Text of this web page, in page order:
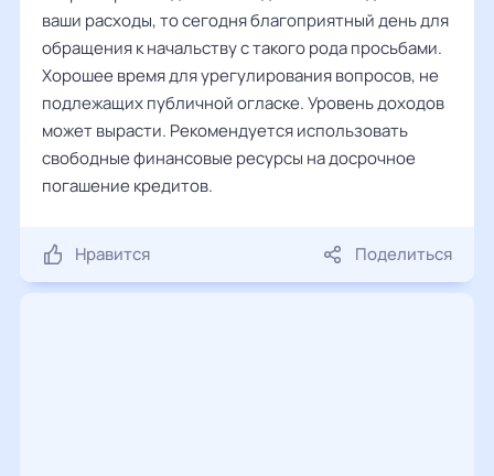
ваши расходы, то сегодня благоприятный день для
обращения к начальству с такого рода просьбами.
Хорошее время для урегулирования вопросов, не
подлежащих публичной огласке. Уровень доходов
может вырасти. Рекомендуется использовать
свободные финансовые ресурсы на досрочное
погашение кредитов.
Нравится Поделиться